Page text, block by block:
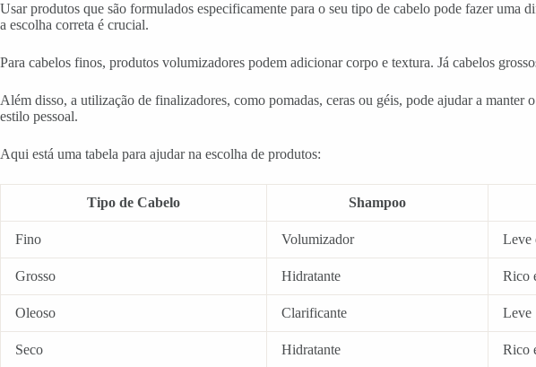
Usar produtos que são formulados especificamente para o seu tipo de cabelo pode fazer
a escolha correta é crucial.
Para cabelos finos, produtos volumizadores podem adicionar corpo e textura. Já cabelos
Além disso, a utilização de finalizadores, como pomadas, ceras ou géis, pode ajudar a
estilo pessoal.
Aqui está uma tabela para ajudar na escolha de produtos:
Tipo de Cabelo Shampoo
Fino Volumizador Leve
Grosso Hidratante Rico
Oleoso Clarificante Leve
Seco Hidratante Rico